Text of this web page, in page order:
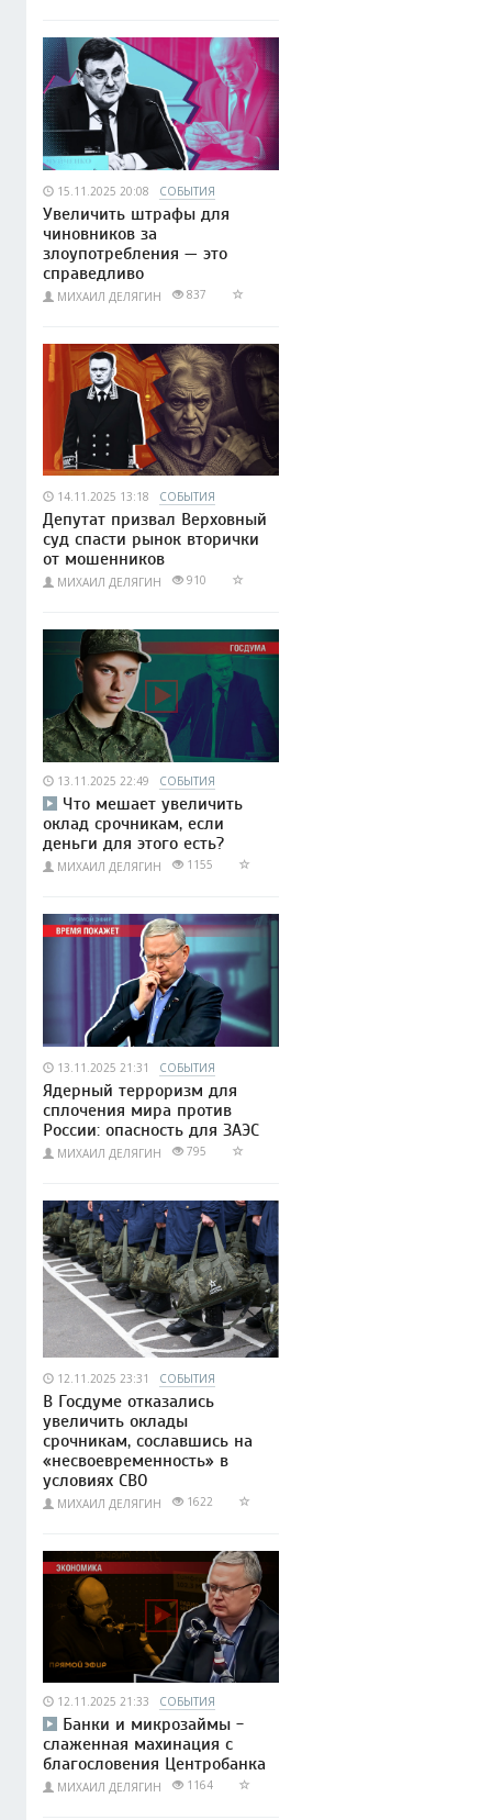
15.11.2025 20:08 СОБЫТИЯ
Увеличить штрафы для
чиновников за
злоупотребления — это
справедливо
МИХАИЛ ДЕЛЯГИН 837
14.11.2025 13:18 СОБЫТИЯ
Депутат призвал Верховный
суд спасти рынок вторички
от мошенников
МИХАИЛ ДЕЛЯГИН 910
13.11.2025 22:49 СОБЫТИЯ
Что мешает увеличить
оклад срочникам, если
деньги для этого есть?
МИХАИЛ ДЕЛЯГИН 1155
13.11.2025 21:31 СОБЫТИЯ
Ядерный терроризм для
сплочения мира против
России: опасность для ЗАЭС
МИХАИЛ ДЕЛЯГИН 795
12.11.2025 23:31 СОБЫТИЯ
В Госдуме отказались
увеличить оклады
срочникам, сославшись на
«несвоевременность» в
условиях СВО
МИХАИЛ ДЕЛЯГИН 1622
12.11.2025 21:33 СОБЫТИЯ
Банки и микрозаймы -
слаженная махинация с
благословения Центробанка
МИХАИЛ ДЕЛЯГИН 1164